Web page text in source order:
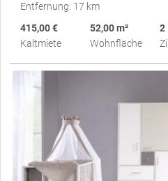
Entfernung: 17 km
415,00 €
Kaltmiete
52,00 m²
Wohnfläche
2